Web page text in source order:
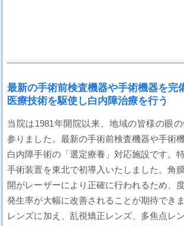
最新の手術前検査機器や手術機器を完
医療技術を駆使し白内障治療を行う
当院は1981年開院以来、地域の皆様の眼
参りました。最新の手術前検査機器や手術
白内障手術の「選定療養」対応施設です。
手術装置を東北で初導入いたしました。角
開がレーザーにより正確に行われるため、
発生率が大幅に改善されることが期待でき
レンズに加え、乱視矯正レンズ、多焦点レ